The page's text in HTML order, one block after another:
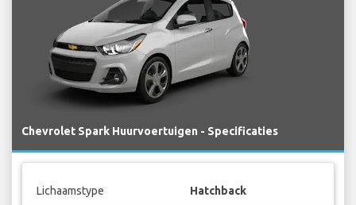
Chevrolet Spark Huurvoertuigen - Specificaties
Lichaamstype Hatchback